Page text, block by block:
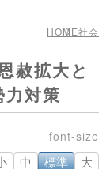
HOME社会
赦拡大と
力対策
中 標準 大